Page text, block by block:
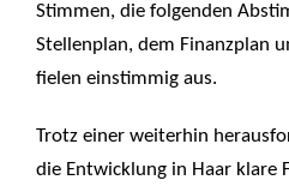
Stimmen, die folgenden
Stellenplan, dem Finanzplan
fielen einstimmig aus.
Trotz einer weiterhin
die Entwicklung in Haar klare